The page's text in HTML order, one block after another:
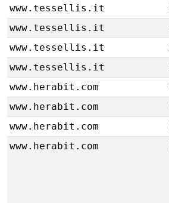
www.tessellis.it
www.tessellis.it
www.tessellis.it
www.tessellis.it
www.herabit.com
www.herabit.com
www.herabit.com
www.herabit.com